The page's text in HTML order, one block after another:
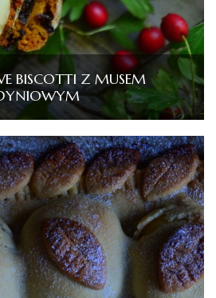
BISCOTTI Z MUSEM